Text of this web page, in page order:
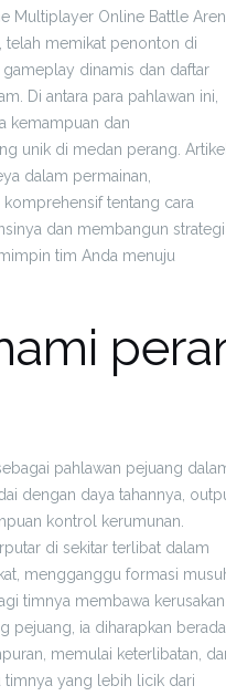
Multiplayer Online Battle
telah memikat penonton di
dinamis dan daftar
Di antara para pahlawan ini,
kemampuan dan
unik di medan perang. Artikel
dalam permainan,
tentang cara
dan membangun strategi
tim Anda menuju
pahlawan pejuang
dengan daya tahannya,
kontrol kerumunan.
di sekitar terlibat dalam
mengganggu formasi
timnya membawa kerusakan
pejuang, ia diharapkan berada
memulai keterlibatan,
timnya yang lebih licik dari